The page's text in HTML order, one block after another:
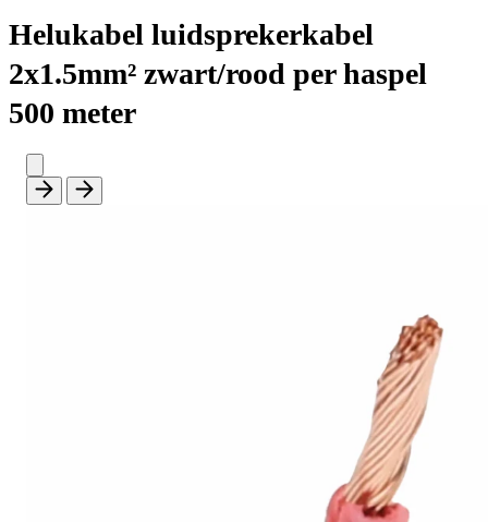
Helukabel luidsprekerkabel
2x1.5mm² zwart/rood per haspel
500 meter